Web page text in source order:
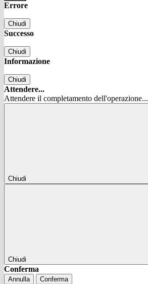
Errore
Chiudi
Successo
Chiudi
Informazione
Chiudi
Attendere...
Attendere il completamento dell'operazione...
Chiudi
Chiudi
Conferma
Annulla Conferma